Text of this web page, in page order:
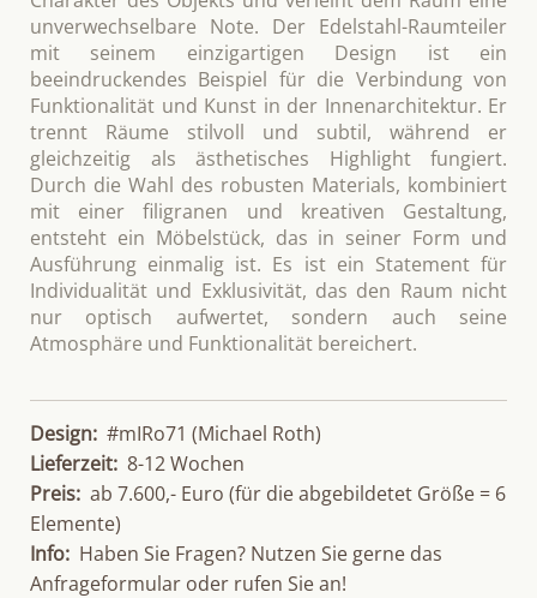
unverwechselbare Note. Der Edelstahl-Raumteiler
mit seinem einzigartigen Design ist ein
beeindruckendes Beispiel für die Verbindung von
Funktionalität und Kunst in der Innenarchitektur. Er
trennt Räume stilvoll und subtil, während er
gleichzeitig als ästhetisches Highlight fungiert.
Durch die Wahl des robusten Materials, kombiniert
mit einer filigranen und kreativen Gestaltung,
entsteht ein Möbelstück, das in seiner Form und
Ausführung einmalig ist. Es ist ein Statement für
Individualität und Exklusivität, das den Raum nicht
nur optisch aufwertet, sondern auch seine
Atmosphäre und Funktionalität bereichert.
Design: #mIRo71 (Michael Roth)
Lieferzeit: 8-12 Wochen
Preis: ab 7.600,- Euro (für die abgebildetet Größe = 6
Elemente)
Info: Haben Sie Fragen? Nutzen Sie gerne das
Anfrageformular oder rufen Sie an!